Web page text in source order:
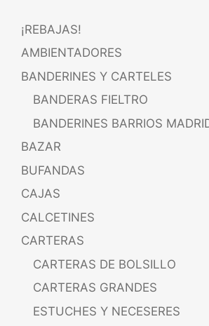
¡REBAJAS!
AMBIENTADORES
BANDERINES Y CARTELES
BANDERAS FIELTRO
BANDERINES BARRIOS
BAZAR
BUFANDAS
CAJAS
CALCETINES
CARTERAS
CARTERAS DE BOLSILLO
CARTERAS GRANDES
ESTUCHES Y NECESERES